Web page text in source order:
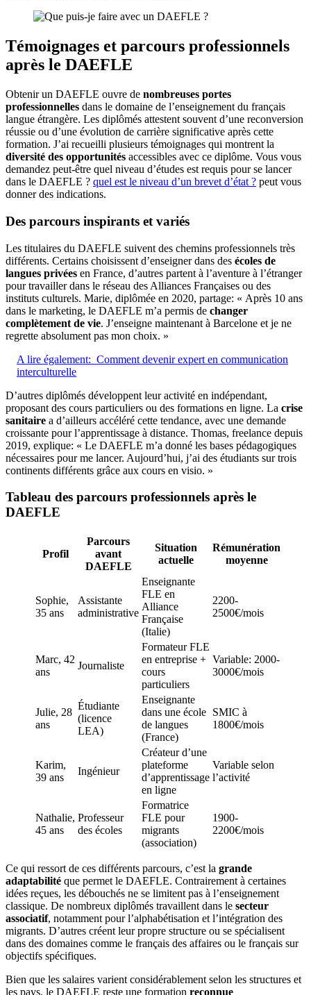
Témoignages et parcours professionnels
après le DAEFLE
Obtenir un DAEFLE ouvre de nombreuses portes
professionnelles dans le domaine de l’enseignement du français
langue étrangère. Les diplômés attestent souvent d’une reconversion
réussie ou d’une évolution de carrière significative après cette
formation. J’ai recueilli plusieurs témoignages qui montrent la
diversité des opportunités accessibles avec ce diplôme. Vous vous
demandez peut-être quel niveau d’études est requis pour se lancer
dans le DAEFLE ? quel est le niveau d’un brevet d’état ? peut vous
donner des indications.
Des parcours inspirants et variés
Les titulaires du DAEFLE suivent des chemins professionnels très
différents. Certains choisissent d’enseigner dans des écoles de
langues privées en France, d’autres partent à l’aventure à l’étranger
pour travailler dans le réseau des Alliances Françaises ou des
instituts culturels. Marie, diplômée en 2020, partage: « Après 10 ans
dans le marketing, le DAEFLE m’a permis de changer
complètement de vie. J’enseigne maintenant à Barcelone et je ne
regrette absolument pas mon choix. »
A lire également: Comment devenir expert en communication
interculturelle
D’autres diplômés développent leur activité en indépendant,
proposant des cours particuliers ou des formations en ligne. La crise
sanitaire a d’ailleurs accéléré cette tendance, avec une demande
croissante pour l’apprentissage à distance. Thomas, freelance depuis
2019, explique: « Le DAEFLE m’a donné les bases pédagogiques
nécessaires pour me lancer. Aujourd’hui, j’ai des étudiants sur trois
continents différents grâce aux cours en visio. »
Tableau des parcours professionnels après le
DAEFLE
Profil
Parcours
avant
DAEFLE
Situation
actuelle
Rémunération
moyenne
Sophie,
35 ans
Assistante
administrative
Enseignante
FLE en
Alliance
Française
(Italie)
2200-
2500€/mois
Marc, 42
ans
Journaliste
Formateur FLE
en entreprise +
cours
particuliers
Variable: 2000-
3000€/mois
Julie, 28
ans
Étudiante
(licence
LEA)
Enseignante
dans une école
de langues
(France)
SMIC à
1800€/mois
Karim,
39 ans
Ingénieur
Créateur d’une
plateforme
d’apprentissage
en ligne
Variable selon
l’activité
Nathalie,
45 ans
Professeur
des écoles
Formatrice
FLE pour
migrants
(association)
1900-
2200€/mois
Ce qui ressort de ces différents parcours, c’est la grande
adaptabilité que permet le DAEFLE. Contrairement à certaines
idées reçues, les débouchés ne se limitent pas à l’enseignement
classique. De nombreux diplômés travaillent dans le secteur
associatif, notamment pour l’alphabétisation et l’intégration des
migrants. D’autres créent leur propre structure ou se spécialisent
dans des domaines comme le français des affaires ou le français sur
objectifs spécifiques.
Bien que les salaires varient considérablement selon les structures et
les pays, le DAEFLE reste une formation reconnue